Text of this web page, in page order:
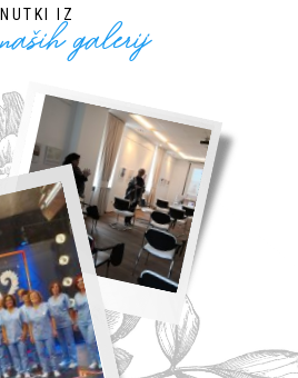
IZ
naših galerij